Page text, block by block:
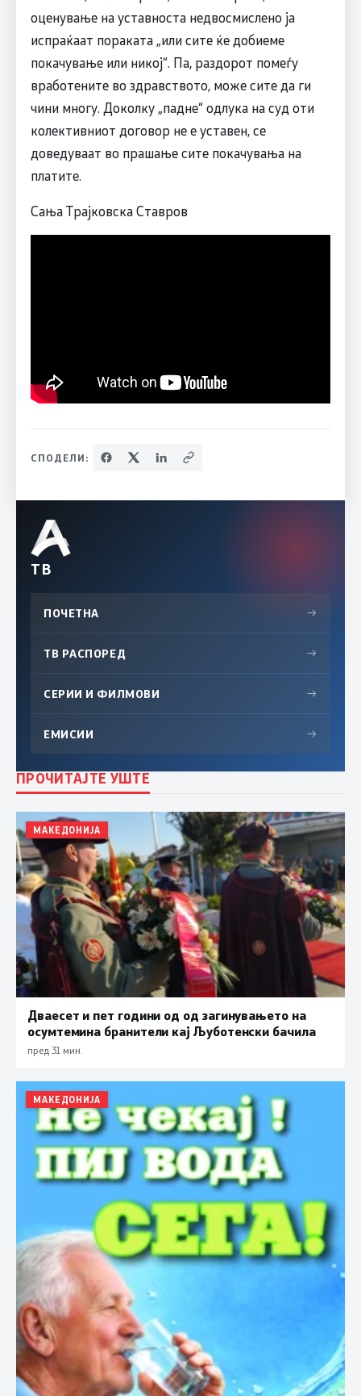
оценување на уставноста недвосмислено ја
испраќаат пораката „или сите ќе добиеме
покачување или никој“. Па, раздорот помеѓу
вработените во здравството, може сите да ги
чини многу. Доколку „падне“ одлука на суд оти
колективниот договор не е уставен, се
доведуваат во прашање сите покачувања на
платите.
Сања Трајковска Ставров
СПОДЕЛИ:
ТВ
ПОЧЕТНА →
ТВ РАСПОРЕД →
СЕРИИ И ФИЛМОВИ →
ЕМИСИИ →
ПРОЧИТАЈТЕ УШТЕ
МАКЕДОНИЈА
Дваесет и пет години од од загинувањето на
осумтемина бранители кај Љуботенски бачила
пред 31 мин.
МАКЕДОНИЈА